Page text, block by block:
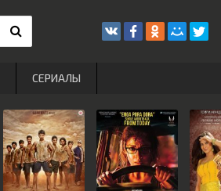
СЕРИАЛЫ